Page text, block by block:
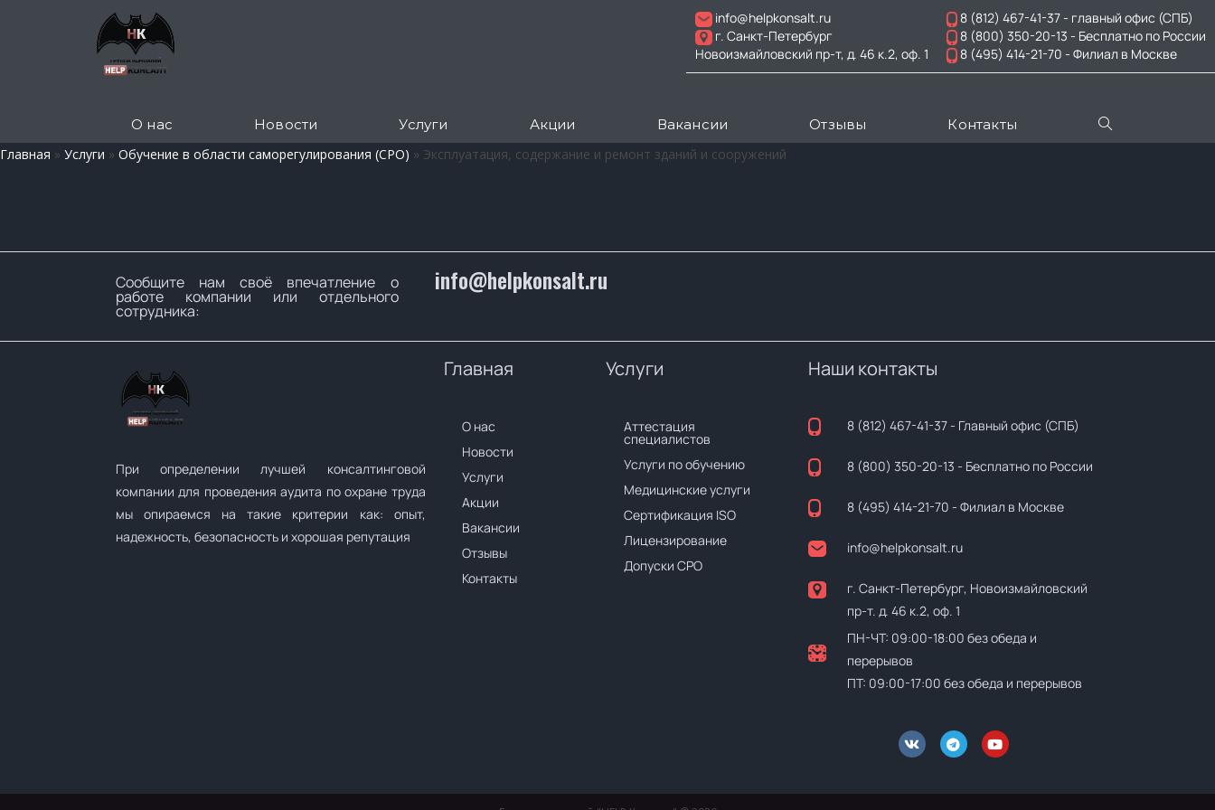
info@helpkonsalt.ru
г. Санкт-Петербург
Новоизмайловский пр-т, д. 46 к.2, оф. 1
8 (812) 467-41-37- главный офис (СПБ)
8 (800) 350-20-13 - Бесплатно по России
8 (495) 414-21-70 - Филиал в Москве
О нас Новости Услуги Акции Вакансии Отзывы
Контакты
Главная » Услуги » Обучение в области саморегулирования (СРО) » Эксплуатация, содержание и ремонт зданий и сооружений
Сообщите нам своё впечатление о
работе компании или отдельного
сотрудника:
info@helpkonsalt.ru
При определении лучшей консалтинговой
компании для проведения аудита по охране труда
мы опираемся на такие критерии как: опыт,
надежность, безопасность и хорошая репутация
Главная
О нас
Новости
Услуги
Акции
Вакансии
Отзывы
Контакты
Услуги
Аттестация
специалистов
Услуги по обучению
Медицинские услуги
Сертификация ISO
Лицензирование
Допуски СРО
Наши контакты
8 (812) 467-41-37- Главный офис (СПБ)
8 (800) 350-20-13 - Бесплатно по России
8 (495) 414-21-70 - Филиал в Москве
info@helpkonsalt.ru
г. Санкт-Петербург, Новоизмайловский
пр-т. д. 46 к.2, оф. 1
ПН-ЧТ: 09:00-18:00 без обеда и
перерывов
ПТ: 09:00-17:00 без обеда и перерывов